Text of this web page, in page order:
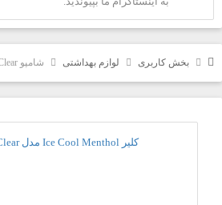
بخش کاربری لوازم بهداشتی شامپو Clear مدل Ice Cool Menthol